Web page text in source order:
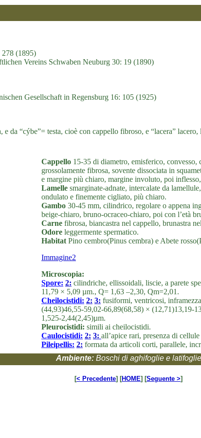
278 (1895)
Vereins Schwaben Neuburg 30: 19 (1890)
Gesellschaft in Regensburg 16: 105 (1925)
da “cýbe”= testa, cioè con cappello fibroso, e “lacera” lacero,
Cappello 15-35 di diametro, emisferico,
grossolamente fibrosa, sovente dissociata in
e margine più chiaro, margine involuto, poi
Lamelle smarginate-adnate, intercalate da
ondulato e finemente cigliato, più chiaro.
Gambo 30-45 mm, cilindrico, regolare o appena
beige-chiaro, bruno-ocraceo-chiaro, poi con l’età
Carne fibrosa, biancastra nel cappello, brunastra
Odore leggermente spermatico.
Habitat Pino cembro(Pinus cembra) e Abete
Immagine2
Microscopia:
Spore: 2: cilindriche, ellissoidali, liscie, a parete
11,79 × 5,09 µm., Q= 1,63 –2,30, Qm=2,01.
Cheilocistidi: 2: 3: fusiformi, ventricosi,
(44,93)46,55-59,02-66,89(68,58) × (12,71)13,19-
1,525-2,44(2,45)µm.
Pleurocistidi: simili ai cheilocistidi.
Caulocistidi: 2: 3: all’apice rari, presenza di
Pileipellis: 2: formata da articoli corti, parallele,
Ambiente: Boschi di aghifoglie e latifoglie
[< Precedente] [HOME] [Seguente >]